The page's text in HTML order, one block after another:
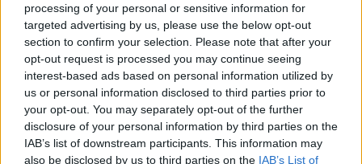
processing of your personal or sensitive information for
targeted advertising by us, please use the below opt-out
section to confirm your selection. Please note that after your
opt-out request is processed you may continue seeing
interest-based ads based on personal information utilized by
us or personal information disclosed to third parties prior to
your opt-out. You may separately opt-out of the further
disclosure of your personal information by third parties on the
IAB’s list of downstream participants. This information may
also be disclosed by us to third parties on the IAB’s List of
Otrais tips
Apskaužams dzīvības sulīgums viņai plūst pa dzīslām.
Viņa ienirst dzelmē, tad uzpeld un ap sevi veido
tīksmības garu. Šī Līga ļauj vaļu kaislībām, slīpēti